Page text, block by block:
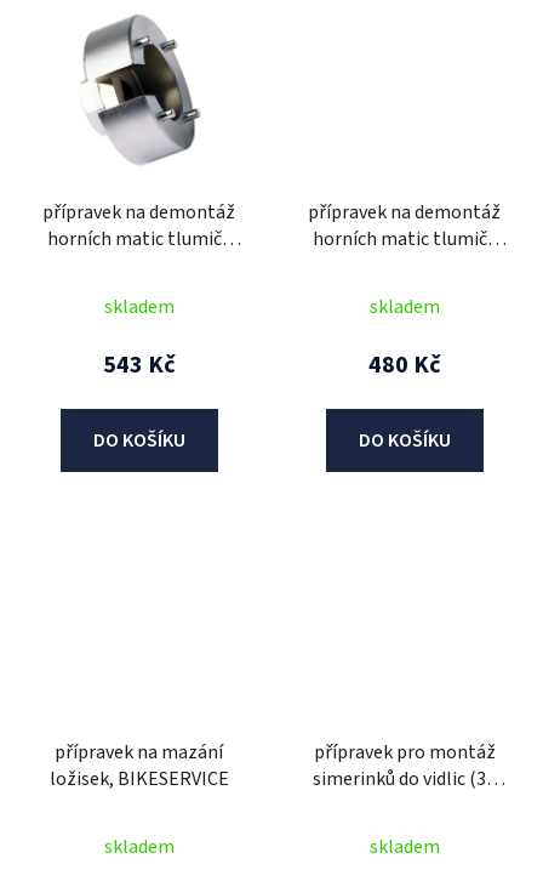
přípravek na demontáž
horních matic tlumičů
skladem
543 Kč
DO KOŠÍKU
přípravek na demontáž
horních matic tlumičů
skladem
480 Kč
DO KOŠÍKU
přípravek na mazání
ložisek, BIKESERVICE
skladem
přípravek pro montáž
simerinků do vidlic (34
skladem